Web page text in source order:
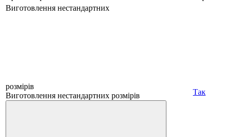
Виготовлення нестандартних
розмірів
Виготовлення нестандартних розмірів
Так